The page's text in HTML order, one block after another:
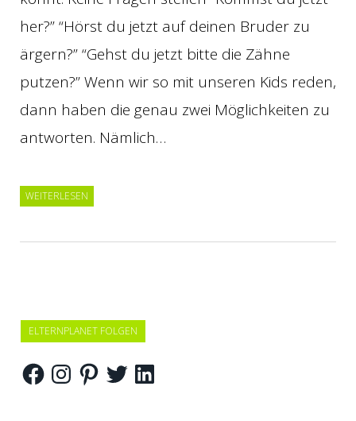
her?” “Hörst du jetzt auf deinen Bruder zu
ärgern?” “Gehst du jetzt bitte die Zähne
putzen?” Wenn wir so mit unseren Kids reden,
dann haben die genau zwei Möglichkeiten zu
antworten. Nämlich…
WEITERLESEN
ELTERNPLANET FOLGEN
FacebookInstagramPinterestTwitterLinkedIn